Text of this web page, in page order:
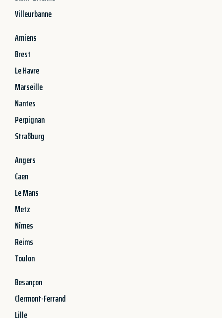
Villeurbanne
Amiens
Brest
Le Havre
Marseille
Nantes
Perpignan
Straßburg
Angers
Caen
Le Mans
Metz
Nîmes
Reims
Toulon
Besançon
Clermont-Ferrand
Lille